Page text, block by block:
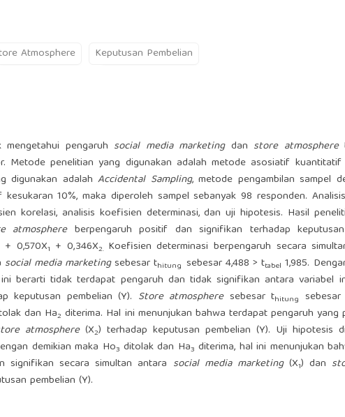
Atmosphere Keputusan Pembelian
pengaruh social media marketing dan store atmosphere
Metode penelitian yang digunakan adalah metode asosiatif kuantitatif
digunakan adalah Accidental Sampling, metode pengambilan sampel
10%, maka diperoleh sampel sebanyak 98 responden.
korelasi, analisis koefisien determinasi, dan uji hipotesis. Hasil
atmosphereberpengaruh positif dan signifikan terhadap
0,570X1 + 0,346X2. Koefisien determinasi berpengaruh secara
social media marketingsebesar thitung sebesar 4,488 > ttabel 1,985.
berarti tidak terdapat pengaruh dan tidak signifikan antara variabel
keputusan pembelian (Y). Store atmosphere sebesar thitung
dan Ha2 diterima. Hal ini menunjukan bahwa terdapat pengaruh
atmosphere(X2) terhadap keputusan pembelian (Y). Uji hipotesis
demikian maka Ho3 ditolak dan Ha3 diterima, hal ini menunjukan
signifikan secara simultan antara social media marketing (X1) dan
pembelian (Y).